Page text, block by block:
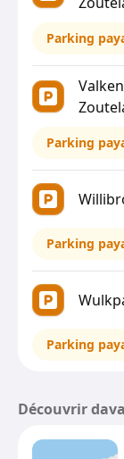
Parking
Parking
Parking
Parking
Découvrir